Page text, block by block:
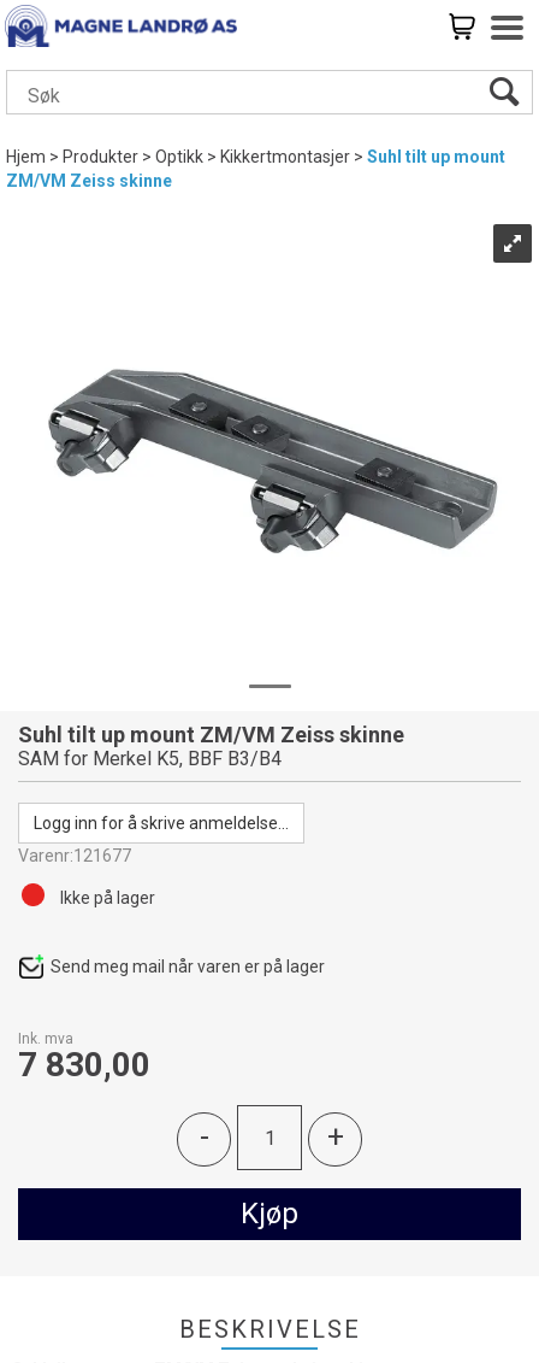
Hjem>Produkter>Optikk>Kikkertmontasjer>Suhl tilt up mount
ZM/VM Zeiss skinne
Suhl tilt up mount ZM/VM Zeiss skinne
SAM for Merkel K5, BBF B3/B4
Logg inn for å skrive anmeldelse...
Varenr:121677
Ink. mva
7 830,00
- +
Kjøp
Ikke på lager
Send meg mail når varen er på lager
BESKRIVELSE